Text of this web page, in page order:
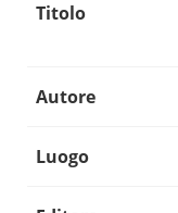
Titolo
Autore
Luogo